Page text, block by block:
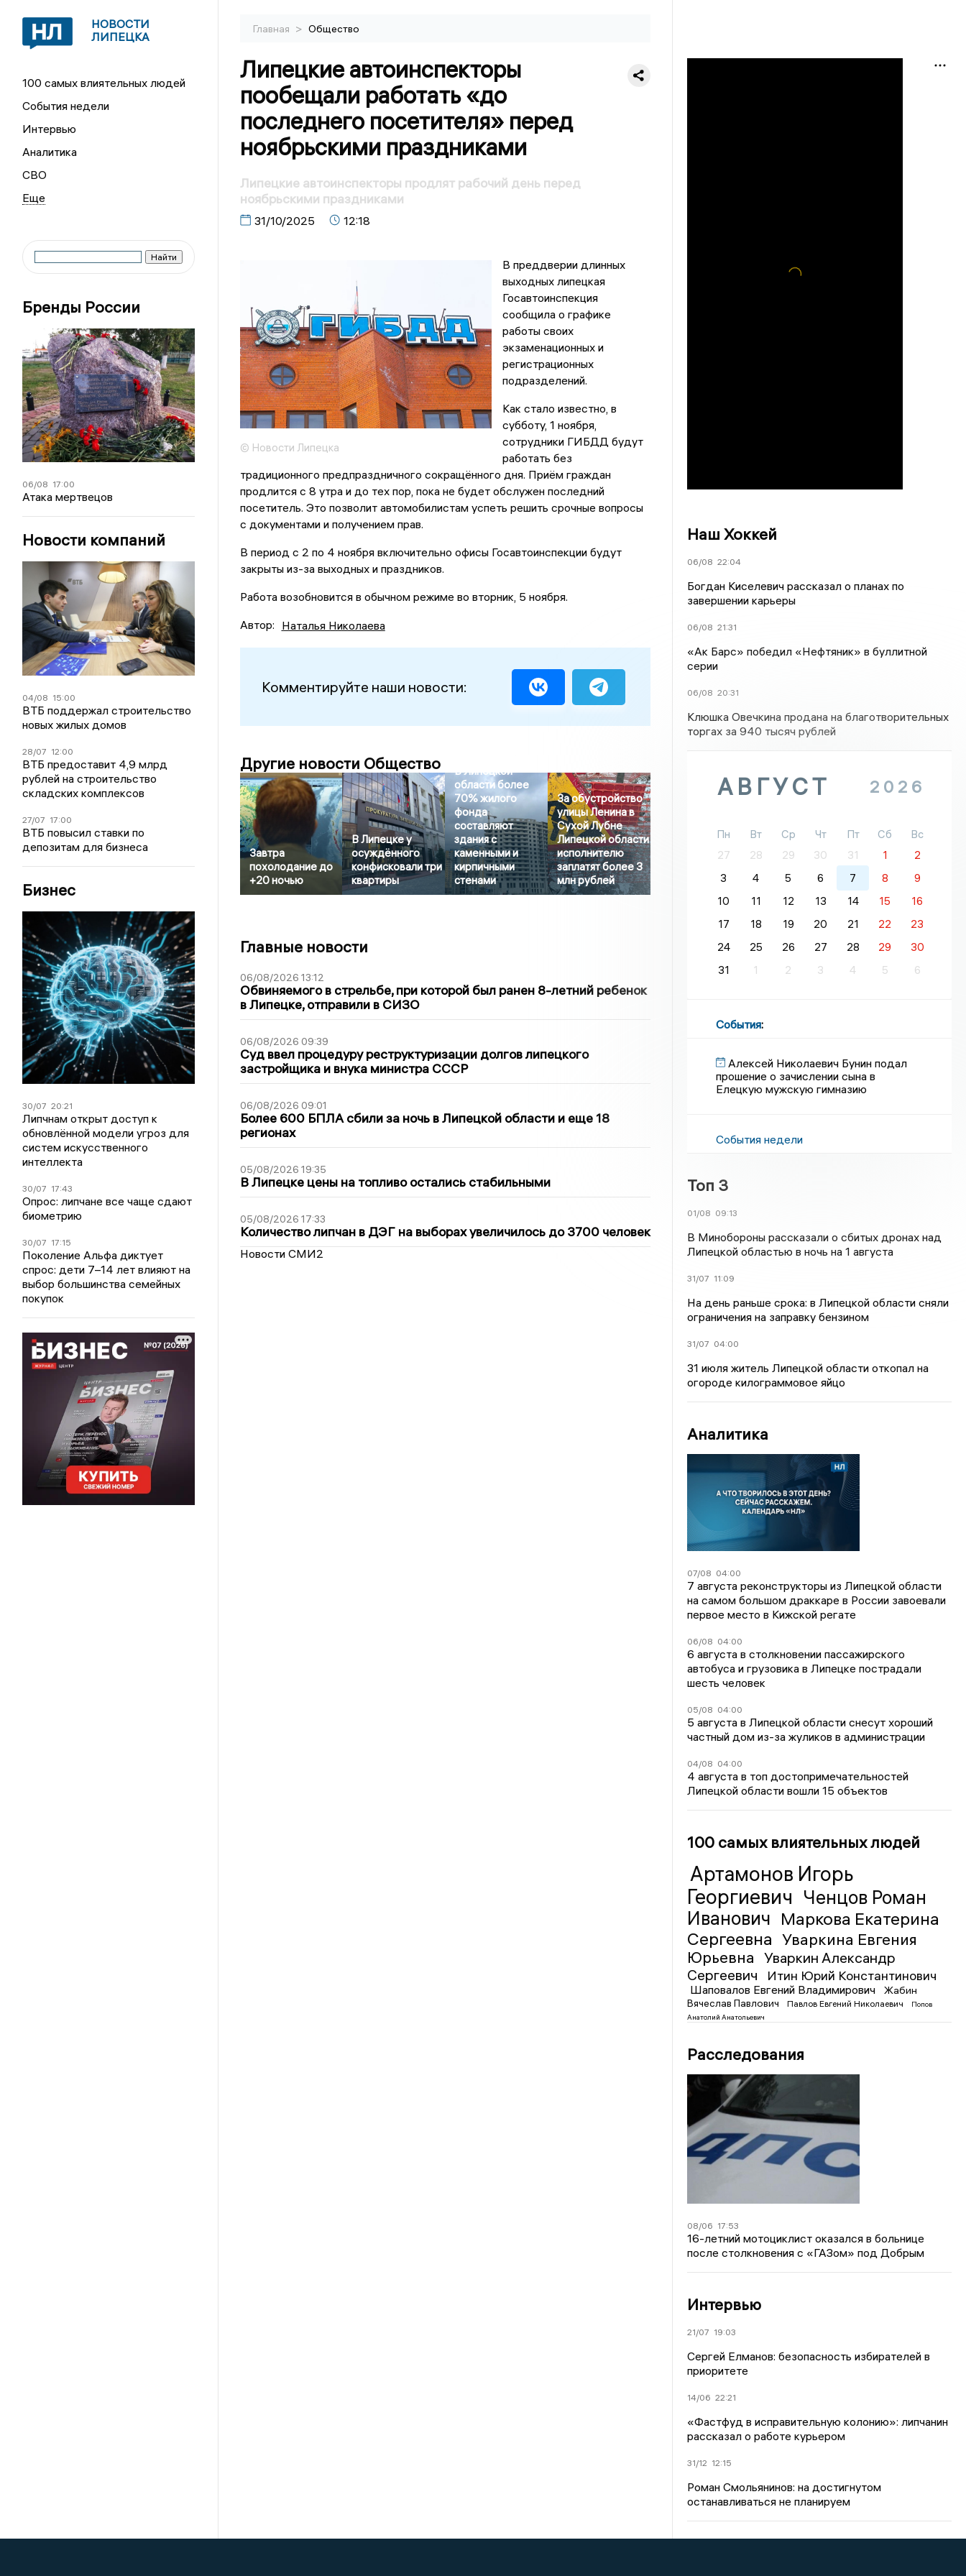
НОВОСТИ
ЛИПЕЦКА
100 самых влиятельных людей
События недели
Интервью
Аналитика
СВО
Бренды России
06/08 17:00
Атака мертвецов
Новости компаний
04/08 15:00
ВТБ поддержал строительство
новых жилых домов
28/07 12:00
ВТБ предоставит 4,9 млрд
рублей на строительство
складских комплексов
27/07 17:00
ВТБ повысил ставки по
депозитам для бизнеса
Бизнес
30/07 20:21
Липчнам открыт доступ к
обновлённой модели угроз для
систем искусственного
интеллекта
30/07 17:43
Опрос: липчане все чаще сдают
биометрию
30/07 17:15
Поколение Альфа диктует
спрос: дети 7–14 лет влияют на
выбор большинства семейных
покупок
Главная > Общество
Липецкие автоинспекторы
пообещали работать «до
последнего посетителя» перед
ноябрьскими праздниками
Липецкие автоинспекторы продлят рабочий день перед
ноябрьскими праздниками
31/10/2025 12:18
© Новости Липецка
В преддверии длинных
выходных липецкая
Госавтоинспекция
сообщила о графике
работы своих
экзаменационных и
регистрационных
подразделений.
Как стало известно, в
субботу, 1 ноября,
сотрудники ГИБДД будут
работать без
традиционного предпраздничного сокращённого дня. Приём граждан
продлится с 8 утра и до тех пор, пока не будет обслужен последний
посетитель. Это позволит автомобилистам успеть решить срочные вопросы
с документами и получением прав.
В период с 2 по 4 ноября включительно офисы Госавтоинспекции будут
закрыты из-за выходных и праздников.
Работа возобновится в обычном режиме во вторник, 5 ноября.
Автор: Наталья Николаева
Комментируйте наши новости:
Другие новости Общество
Завтра
похолодание до
+20 ночью
В Липецке у
осуждённого
конфисковали три
квартиры
В Липецкой
области более
70% жилого
фонда
составляют
здания с
каменными и
кирпичными
стенами
За обустройство
улицы Ленина в
Сухой Лубне
Липецкой области
исполнителю
заплатят более 3
млн рублей
Главные новости
06/08/2026 13:12
Обвиняемого в стрельбе, при которой был ранен 8-летний ребенок
в Липецке, отправили в СИЗО
06/08/2026 09:39
Суд ввел процедуру реструктуризации долгов липецкого
застройщика и внука министра СССР
06/08/2026 09:01
Более 600 БПЛА сбили за ночь в Липецкой области и еще 18
регионах
05/08/2026 19:35
В Липецке цены на топливо остались стабильными
05/08/2026 17:33
Количество липчан в ДЭГ на выборах увеличилось до 3700 человек
Новости СМИ2
Наш Хоккей
06/08 22:04
Богдан Киселевич рассказал о планах по
завершении карьеры
06/08 21:31
«Ак Барс» победил «Нефтяник» в буллитной
серии
06/08 20:31
Клюшка Овечкина продана на благотворительных
торгах за 940 тысяч рублей
АВГУСТ 2026
Пн Вт Ср Чт Пт Сб
Вс
27
28 29 30 31 1
2
3
4 5 6 7 8
9
10
11 12 13 14 15
16
17
18 19 20 21 22
23
24
25 26 27 28 29
30
31
1 2 3 4 5 6
События:
Алексей Николаевич Бунин подал
прошение о зачислении сына в
Елецкую мужскую гимназию
События недели
Топ 3
01/08 09:13
В Минобороны рассказали о сбитых дронах над
Липецкой областью в ночь на 1 августа
31/07 11:09
На день раньше срока: в Липецкой области сняли
ограничения на заправку бензином
31/07 04:00
31 июля житель Липецкой области откопал на
огороде килограммовое яйцо
Аналитика
07/08 04:00
7 августа реконструкторы из Липецкой области
на самом большом драккаре в России завоевали
первое место в Кижской регате
06/08 04:00
6 августа в столкновении пассажирского
автобуса и грузовика в Липецке пострадали
шесть человек
05/08 04:00
5 августа в Липецкой области снесут хороший
частный дом из-за жуликов в администрации
04/08 04:00
4 августа в топ достопримечательностей
Липецкой области вошли 15 объектов
100 самых влиятельных людей
Артамонов Игорь
Георгиевич Ченцов Роман
Иванович Маркова Екатерина
Сергеевна Уваркина Евгения
Юрьевна
Уваркин Александр
Сергеевич
Итин Юрий Константинович
Шаповалов Евгений Владимирович
Жабин
Вячеслав Павлович
Павлов Евгений Николаевич
Попов
Анатолий Анатольевич
Расследования
08/06 17:53
16-летний мотоциклист оказался в больнице
после столкновения с «ГАЗом» под Добрым
Интервью
21/07 19:03
Сергей Елманов: безопасность избирателей в
приоритете
14/06 22:21
«Фастфуд в исправительную колонию»: липчанин
рассказал о работе курьером
31/12 12:15
Роман Смольянинов: на достигнутом
останавливаться не планируем